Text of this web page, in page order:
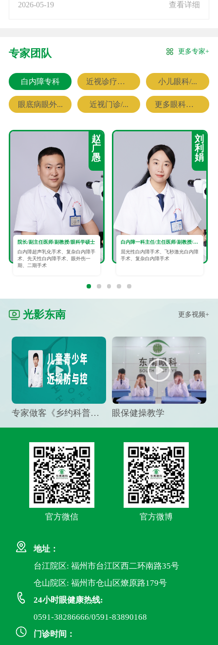
2026-05-19 查看详细
专家团队 更多专家+
白内障专科 近视诊疗专科 小儿眼科/...
眼底病眼外... 近视门诊/... 更多眼科专家
赵
广
愚
院长/副主任医师/副教授/眼科学硕士
白内障超声乳化手术、复杂白内障手
术、先天性白内障手术、眼外伤一
期、二期手术
刘
利
娟
白内障一科主任/主任医师/副教授/眼科学硕士
屈光性白内障手术、飞秒激光白内障
手术、复杂白内障手术
光影东南 更多视频+
专家做客《乡约科普》栏目，预防孩子近视竟然这么“简单” 眼保健操教学
官方微信 官方微博
地址：
台江院区: 福州市台江区西二环南路35号
仓山院区: 福州市仓山区燎原路179号
24小时眼健康热线:
0591-38286666/0591-83890168
门诊时间：